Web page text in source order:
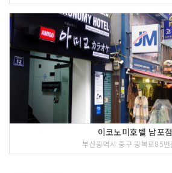
이코노미호텔 남포점
부산광역시 중구 광복로85